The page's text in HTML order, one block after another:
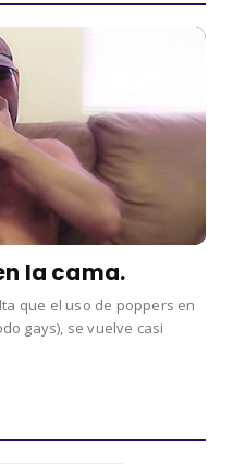
la cama.
que el uso de poppers en
gays), se vuelve casi